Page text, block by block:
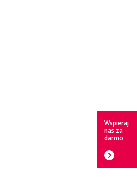
Wspieraj
nas za
darmo